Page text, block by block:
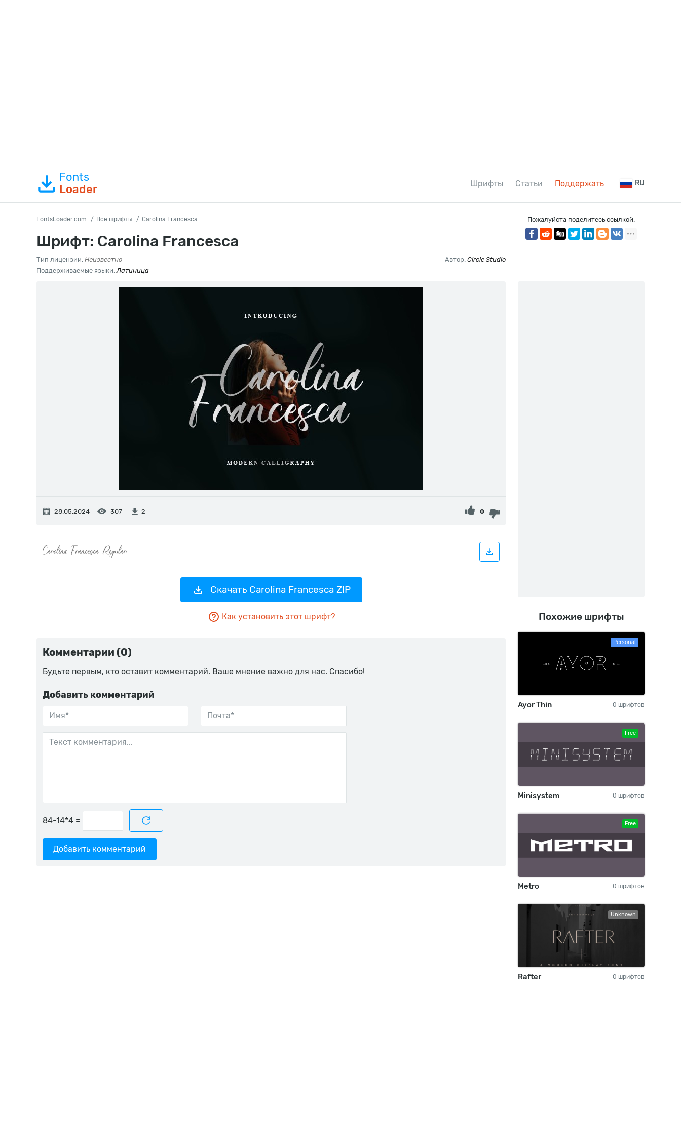
Fonts
Loader
Шрифты Статьи Поддержать RU
FontsLoader.com Все шрифты Carolina Francesca
Шрифт: Carolina Francesca
Тип лицензии: Неизвестно Автор: Circle Studio
Поддерживаемые языки:Латиница
Пожалуйста поделитесь ссылкой:
28.05.2024 307 2 0
Скачать Carolina Francesca ZIP
Как установить этот шрифт?
Комментарии (0)
Будьте первым, кто оставит комментарий. Ваше мнение важно для нас. Спасибо!
Добавить комментарий
=
Добавить комментарий
Похожие шрифты
Personal
Ayor Thin 0 шрифтов
Free
Minisystem 0 шрифтов
Free
Metro 0 шрифтов
Unknown
Rafter 0 шрифтов